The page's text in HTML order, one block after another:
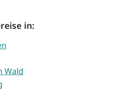
in:
Wald